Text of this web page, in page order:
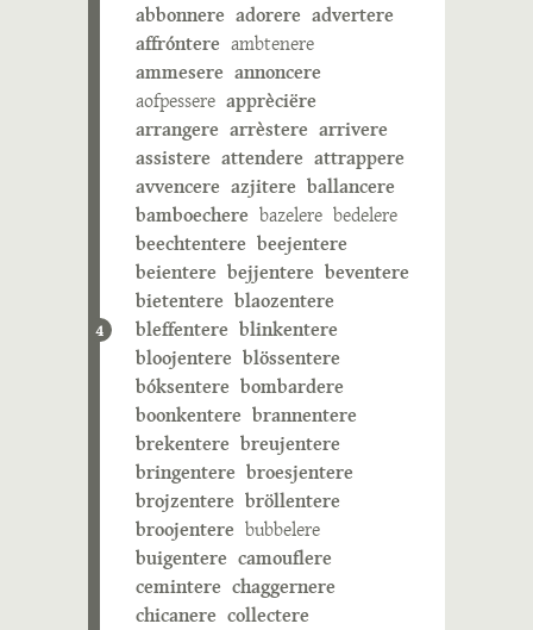
4
abbonnere adorere advertere
affróntere ambtenere
ammesere annoncere
aofpessere apprèciëre
arrangere arrèstere arrivere
assistere attendere attrappere
avvencere azjitere ballancere
bamboechere bazelere bedelere
beechtentere beejentere
beientere bejjentere beventere
bietentere blaozentere
bleffentere blinkentere
bloojentere blössentere
bóksentere bombardere
boonkentere brannentere
brekentere breujentere
bringentere broesjentere
brojzentere bröllentere
broojentere bubbelere
buigentere camouflere
cemintere chaggernere
chicanere collectere